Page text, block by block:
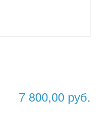
7 800,00 руб.